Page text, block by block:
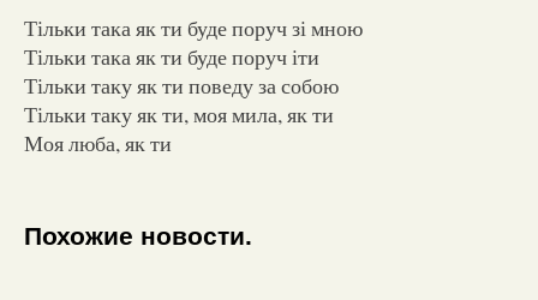
Тільки така як ти буде поруч зі мною
Тільки така як ти буде поруч іти
Тільки таку як ти поведу за собою
Тільки таку як ти, моя мила, як ти
Моя люба, як ти
Похожие новости.